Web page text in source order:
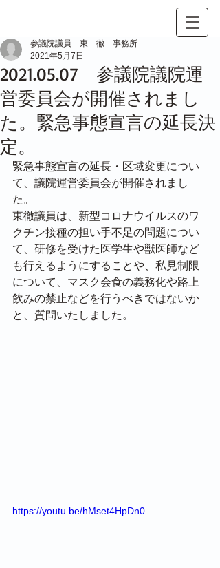
2021.05.07 参議院議院運
営委員会が開催されまし
た。緊急事態宣言の延長決
定。
参議院議員 東 徹 事務所
2021年5月7日
緊急事態宣言の延長・区域変更につい
て、議院運営委員会が開催されまし
た。
東徹議員は、新型コロナウイルスのワ
クチン接種の担い手不足の問題につい
て、研修を受けた医学生や獣医師など
も行えるようにすることや、私見制限
について、マスク会食の義務化や路上
飲みの禁止などを行うべきではないか
と、質問いたしました。
https://youtu.be/hMset4HpDn0